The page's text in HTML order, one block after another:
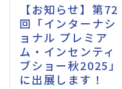
【お知らせ】第72
回「インターナシ
ョナル プレミア
ム・インセンティ
ブショー秋2025」
に出展します！